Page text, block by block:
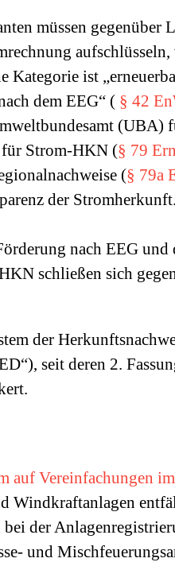
müssen gegenüber
Kategorie ist
dem EEG“ ( § 42
(UBA)
für Strom-HKN (§ 79
(§ 79a
der
nach EEG und
schließen sich
der
seit deren 2.
auf Vereinfachungen
Windkraftanlagen
der
und